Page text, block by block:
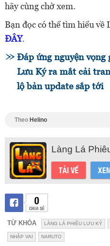
hãy cùng chờ xem.
Bạn đọc có thể tìm hiểu về
ĐÂY.
Đáp ứng nguyện vọng
Lưu Ký ra mắt cải
lộ bản update sắp tới
Theo Helino
Làng Lá
TẢI VỀ
0
CHIA SẺ
TỪ KHÓA LÀNG LÁ PHIÊU LƯU KÝ
NHẬP VAI NARUTO